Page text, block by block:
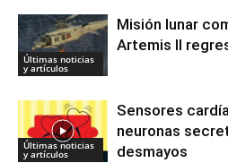
Últimas noticias
y artículos
Misión lunar
Artemis II
Últimas noticias
y artículos
Sensores
neuronas
desmayos